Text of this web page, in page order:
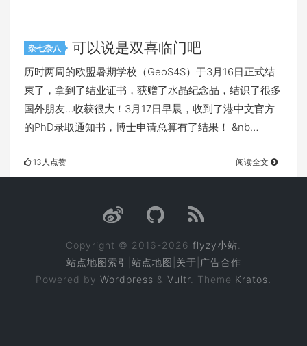
杂七杂八 可以说是双喜临门吧
历时两周的欧盟暑期学校（GeoS4S）于3月16日正式结
束了，拿到了结业证书，获赠了水晶纪念品，结识了很多
国外朋友…收获很大！3月17日早晨，收到了港中文官方
的PhD录取通知书，博士申请总算有了结果！ &nb…
13人点赞 阅读全文
Copyright © 2016-2026 flyzy小站
站点地图索引 站点地图 关于 广告合作
Powered by Wordpress & Vultr . Theme Kratos.